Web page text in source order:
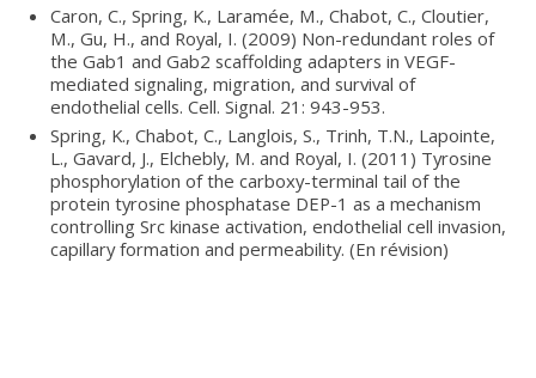
Caron, C., Spring, K., Laramée, M., Chabot, C., Cloutier,
M., Gu, H., and Royal, I. (2009) Non-redundant roles of
the Gab1 and Gab2 scaffolding adapters in VEGF-
mediated signaling, migration, and survival of
endothelial cells. Cell. Signal. 21: 943-953.
Spring, K., Chabot, C., Langlois, S., Trinh, T.N., Lapointe,
L., Gavard, J., Elchebly, M. and Royal, I. (2011) Tyrosine
phosphorylation of the carboxy-terminal tail of the
protein tyrosine phosphatase DEP-1 as a mechanism
controlling Src kinase activation, endothelial cell invasion,
capillary formation and permeability. (En révision)